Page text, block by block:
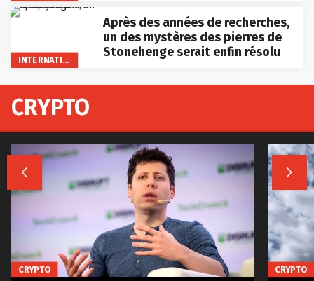
INTERNATIONAL
Après des années de recherches,
un des mystères des pierres de
Stonehenge serait enfin résolu
CRYPTO
 
CRYPTO CRYPTO